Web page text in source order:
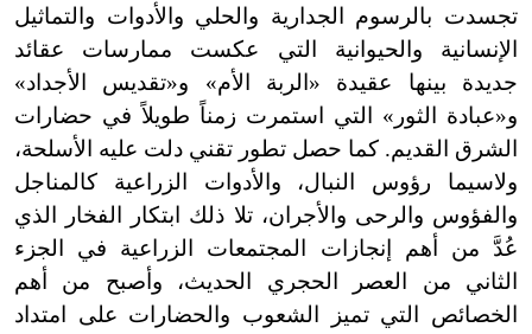
تجسدت بالرسوم الجدارية والحلي والأدوات والتماثيل
الإنسانية والحيوانية التي عكست ممارسات عقائد
جديدة بينها عقيدة «الربة الأم» و«تقديس الأجداد»
و«عبادة الثور» التي استمرت زمناً طويلاً في حضارات
الشرق القديم. كما حصل تطور تقني دلت عليه الأسلحة،
ولاسيما رؤوس النبال، والأدوات الزراعية كالمناجل
والفؤوس والرحى والأجران، تلا ذلك ابتكار الفخار الذي
عُدَّ من أهم إنجازات المجتمعات الزراعية في الجزء
الثاني من العصر الحجري الحديث، وأصبح من أهم
الخصائص التي تميز الشعوب والحضارات على امتداد